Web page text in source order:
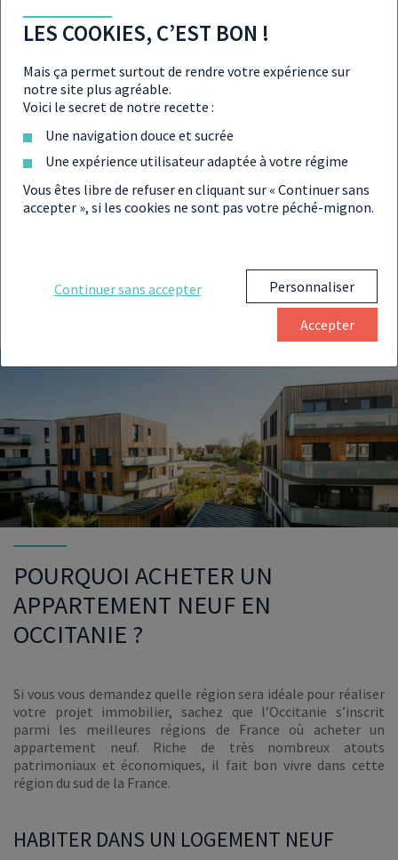
Montpellier (34000)
Castanet-Tolosan (31320)
Colomiers (31770)
Blagnac (31700)
Saint-Orens-de-Gameville (31650)
Cornebarrieu (31700)
POURQUOI ACHETER UN
APPARTEMENT NEUF EN
OCCITANIE ?
Si vous vous demandez quelle région sera idéale pour réaliser
votre projet immobilier, sachez que l’Occitanie s’inscrit
parmi les meilleures régions de France où acheter un
appartement neuf. Riche de très nombreux atouts
patrimoniaux et économiques, il fait bon vivre dans cette
région du sud de la France.
HABITER DANS UN LOGEMENT NEUF
LES COOKIES, C’EST BON !
Mais ça permet surtout de rendre votre expérience sur
notre site plus agréable.
Voici le secret de notre recette :
Une navigation douce et sucrée
Une expérience utilisateur adaptée à votre régime
Vous êtes libre de refuser en cliquant sur « Continuer sans
accepter », si les cookies ne sont pas votre péché-mignon.
Continuer sans accepter Personnaliser
Accepter